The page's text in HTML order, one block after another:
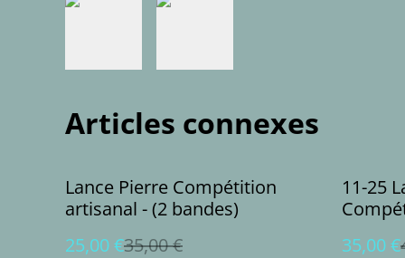
Articles connexes
%
Lance Pierre Compétition
artisanal - (2 bandes)
25,00 €35,00 €
%
11-25
35,00 €